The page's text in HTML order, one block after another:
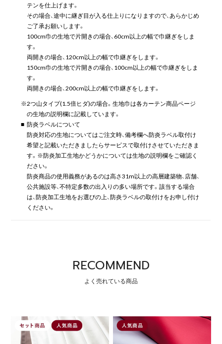
テンを仕上げます。
その場合、途中に継ぎ目が入る仕上りになりますので、あらかじめ
ご了承お願いします。
100cm巾の生地で片開きの場合、60cm以上の幅で巾継ぎをしま
す。
両開きの場合、120cm以上の幅で巾継ぎをします。
150cm巾の生地で片開きの場合、100cm以上の幅で巾継ぎをしま
す。
両開きの場合、200cm以上の幅で巾継ぎをします。
※2つ山タイプ(1.5倍ヒダ)の場合。生地巾は各カーテン商品ページ
の生地の説明欄に記載しています。
■ 防炎ラベルについて
防炎対応の生地についてはご注文時、備考欄へ防炎ラベル取付け
希望と記載いただきましたらサービスで取付けさせていただきま
す。※防炎加工生地かどうかについては生地の説明欄をご確認く
ださい。
防炎商品の使用義務があるのは高さ31m以上の高層建築物、店舗、
公共施設等、不特定多数の出入りの多い場所です。該当する場合
は、防炎加工生地をお選びの上、防炎ラベルの取付けをお申し付け
ください。
RECOMMEND